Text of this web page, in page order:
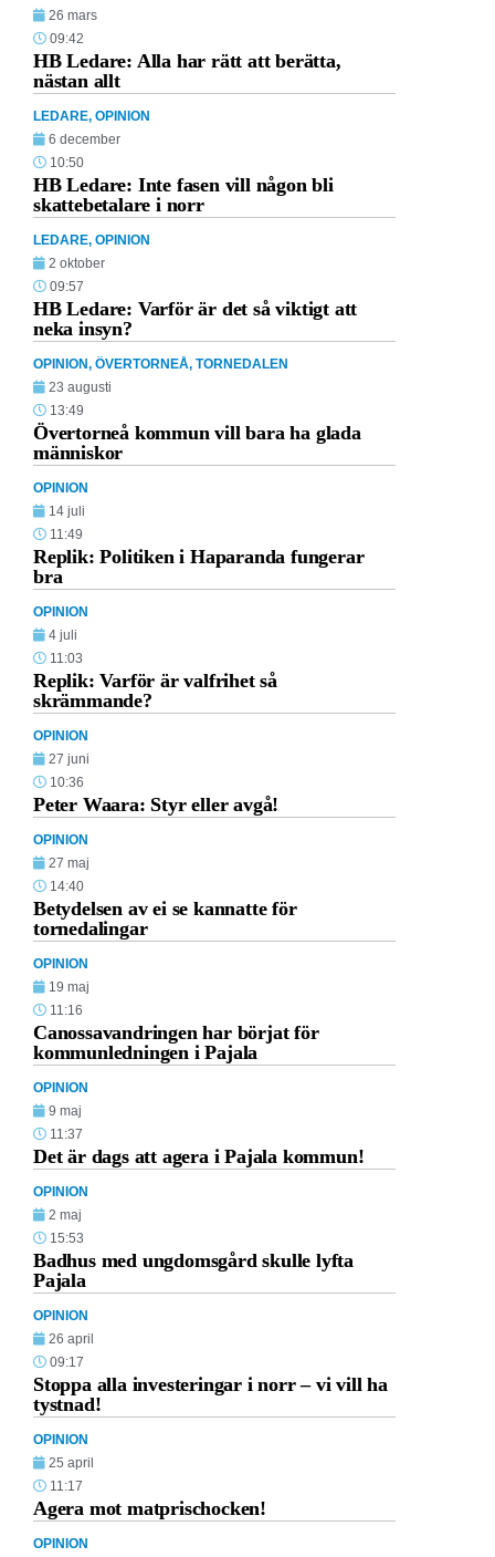
26 mars
09:42
HB Ledare: Alla har rätt att berätta,
nästan allt
LEDARE, OPINION
6 december
10:50
HB Ledare: Inte fasen vill någon bli
skattebetalare i norr
LEDARE, OPINION
2 oktober
09:57
HB Ledare: Varför är det så viktigt att
neka insyn?
OPINION, ÖVERTORNEÅ, TORNEDALEN
23 augusti
13:49
Övertorneå kommun vill bara ha glada
människor
OPINION
14 juli
11:49
Replik: Politiken i Haparanda fungerar
bra
OPINION
4 juli
11:03
Replik: Varför är valfrihet så
skrämmande?
OPINION
27 juni
10:36
Peter Waara: Styr eller avgå!
OPINION
27 maj
14:40
Betydelsen av ei se kannatte för
tornedalingar
OPINION
19 maj
11:16
Canossavandringen har börjat för
kommunledningen i Pajala
OPINION
9 maj
11:37
Det är dags att agera i Pajala kommun!
OPINION
2 maj
15:53
Badhus med ungdomsgård skulle lyfta
Pajala
OPINION
26 april
09:17
Stoppa alla investeringar i norr – vi vill ha
tystnad!
OPINION
25 april
11:17
Agera mot matprischocken!
OPINION